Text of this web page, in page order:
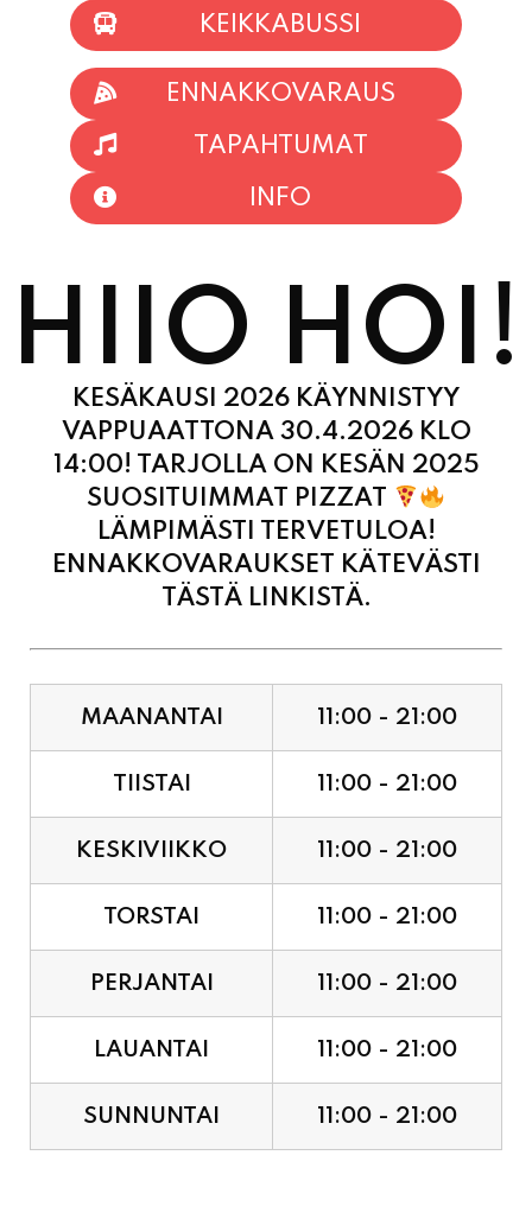
ENNAKKOVARAUS
TAPAHTUMAT
INFO
HIIO HOI!
KESÄKAUSI 2026 KÄYNNISTYY
VAPPUAATTONA 30.4.2026 KLO
14:00! TARJOLLA ON KESÄN 2025
SUOSITUIMMAT PIZZAT
LÄMPIMÄSTI TERVETULOA!
ENNAKKOVARAUKSET KÄTEVÄSTI
TÄSTÄ LINKISTÄ.
MAANANTAI 11:00 - 21:00
TIISTAI 11:00 - 21:00
KESKIVIIKKO 11:00 - 21:00
TORSTAI 11:00 - 21:00
PERJANTAI 11:00 - 21:00
LAUANTAI 11:00 - 21:00
SUNNUNTAI 11:00 - 21:00